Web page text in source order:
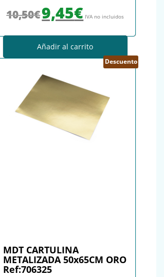
10,50€9,45€ IVA no incluidos
Añadir al carrito
Descuento
MDT CARTULINA
METALIZADA 50x65CM ORO
Ref:706325